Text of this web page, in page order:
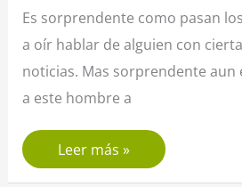
Normal
Es sorprendente como pasan
a oír hablar de alguien con
noticias. Mas sorprendente aun
a este hombre a
Alain
Robert,
Leer más »